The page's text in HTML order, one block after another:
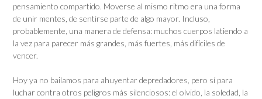
pensamiento compartido. Moverse al mismo ritmo era una forma
de unir mentes, de sentirse parte de algo mayor. Incluso,
probablemente, una manera de defensa: muchos cuerpos latiendo a
la vez para parecer más grandes, más fuertes, más difíciles de
vencer.
Hoy ya no bailamos para ahuyentar depredadores, pero sí para
luchar contra otros peligros más silenciosos: el olvido, la soledad, la